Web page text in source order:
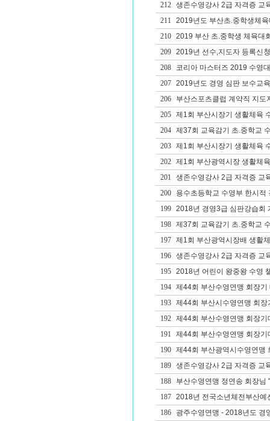
212
생존수영강사 2급 자격증 교
211
2019년도 부산초.중학생체
210
2019 부산 초.중학생 체육대
209
2019년 선수,지도자 등록신
208
코리아 마스터즈 2019 수영
207
2019년도 경영 심판 보수교
206
부산스포츠클럽 계약직 지도
205
제1회 부산시장기 생활체육
204
제37회 교육감기 초.중학교
203
제1회 부산시장기 생활체육
202
제1회 부산광역시장 생활체
201
생존수영강사 2급 자격증 교
200
용수초등학교 수영부 한시적
199
2018년 경영3급 심판강습회
198
제37회 교육감기 초.중학교
197
제1회 부산광역시장배 생활
196
생존수영강사 2급 자격증 교
195
2018년 어린이 왕중왕 수영
194
제44회 부산수영연맹 회장기
193
제44회 부산시수영연맹 회
192
제44회 부산수영연맹 회장기
191
제44회 부산수영연맹 회장
190
제44회 부산광역시수영연맹
189
생존수영강사 2급 자격증 교
188
부산수영연맹 정연송 회장님
187
2018년 전국소년체전부산예
186
광주수영연맹 - 2018년도 경